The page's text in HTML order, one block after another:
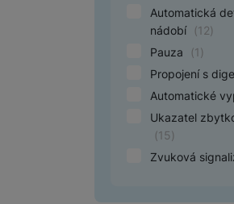
Automatická
nádobí (12)
Pauza
(1 )
Propojení s
Automatické
Ukazatel
(15)
Zvuková